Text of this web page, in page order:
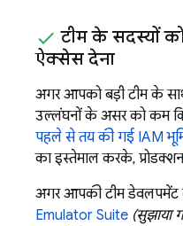
टीम के सदस्यों
ऐक्सेस देना
अगर आपको बड़ी टीम के
उल्लंघनों के असर को कम
पहले से तय की गई IAM
का इस्तेमाल करके,
अगर आपकी टीम डेवलपमेंट
Emulator Suite (सुझाया